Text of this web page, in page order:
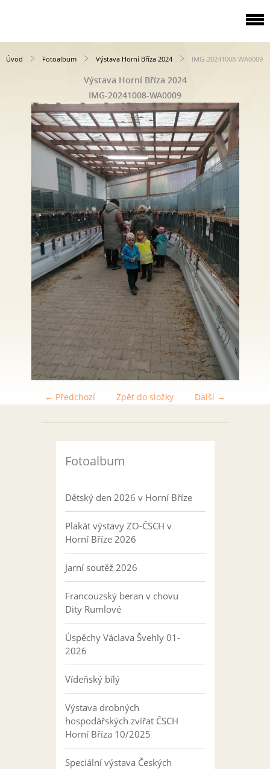
Úvod Fotoalbum Výstava Horní Bříza 2024 IMG-20241008-WA0009
Výstava Horní Bříza 2024
IMG-20241008-WA0009
← Předchozí Další →
Zpět do složky
Fotoalbum
Dětský den 2026 v Horní Bříze
Plakát výstavy ZO-ČSCH v
Horní Bříze 2026
Jarní soutěž 2026
Francouzský beran v chovu
Dity Rumlové
Úspěchy Václava Švehly 01-
2026
Vídeňský bílý
Výstava drobných
hospodářských zvířat ČSCH
Horní Bříza 10/2025
Speciální výstava Českých